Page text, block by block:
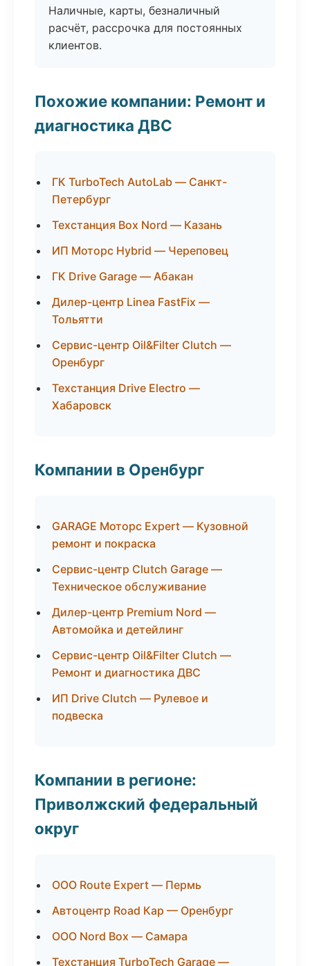
Наличные, карты, безналичный
расчёт, рассрочка для постоянных
клиентов.
Похожие компании: Ремонт и
диагностика ДВС
ГК TurboTech AutoLab — Санкт-
Петербург
Техстанция Box Nord — Казань
ИП Моторс Hybrid — Череповец
ГК Drive Garage — Абакан
Дилер-центр Linea FastFix —
Тольятти
Сервис-центр Oil&Filter Clutch —
Оренбург
Техстанция Drive Electro —
Хабаровск
Компании в Оренбург
GARAGE Моторс Expert — Кузовной
ремонт и покраска
Сервис-центр Clutch Garage —
Техническое обслуживание
Дилер-центр Premium Nord —
Автомойка и детейлинг
Сервис-центр Oil&Filter Clutch —
Ремонт и диагностика ДВС
ИП Drive Clutch — Рулевое и
подвеска
Компании в регионе:
Приволжский федеральный
округ
ООО Route Expert — Пермь
Автоцентр Road Кар — Оренбург
ООО Nord Box — Самара
Техстанция TurboTech Garage —